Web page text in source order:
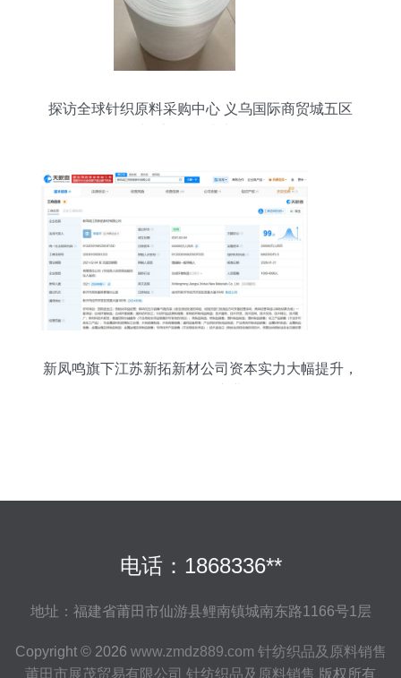
探访全球针织原料采购中心 义乌国际商贸城五区
新凤鸣旗下江苏新拓新材公司资本实力大幅提升，
电话：1868336**
地址：福建省莆田市仙游县鲤南镇城南东路1166号1层
Copyright © 2026 www.zmdz889.com 针纺织品及原料销售
莆田市展茂贸易有限公司 针纺织品及原料销售 版权所有